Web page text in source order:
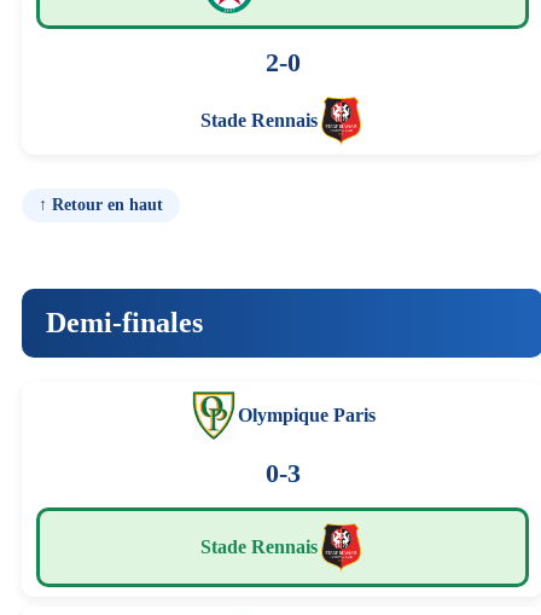
2-0
Stade Rennais
↑ Retour en haut
Demi-finales
Olympique Paris
0-3
Stade Rennais